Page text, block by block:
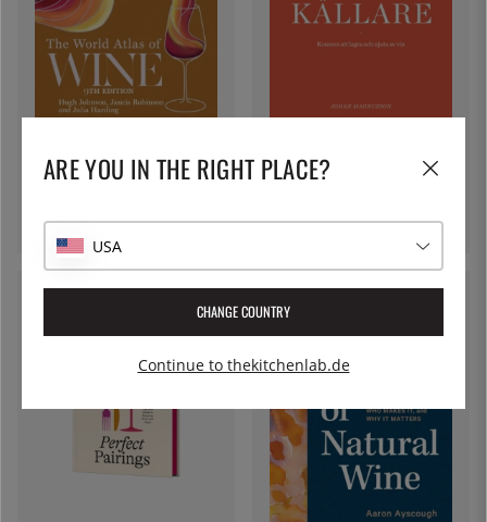
The World Atlas of Wine 9th
edition - Hugh Johnson
Trettio Vinkällare : Konsten att
67 €
NEUHEITEN
ARE YOU IN THE RIGHT PLACE?
USA
CHANGE COUNTRY
Continue to thekitchenlab.de